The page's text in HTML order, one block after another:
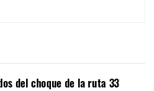
del choque de la ruta 33